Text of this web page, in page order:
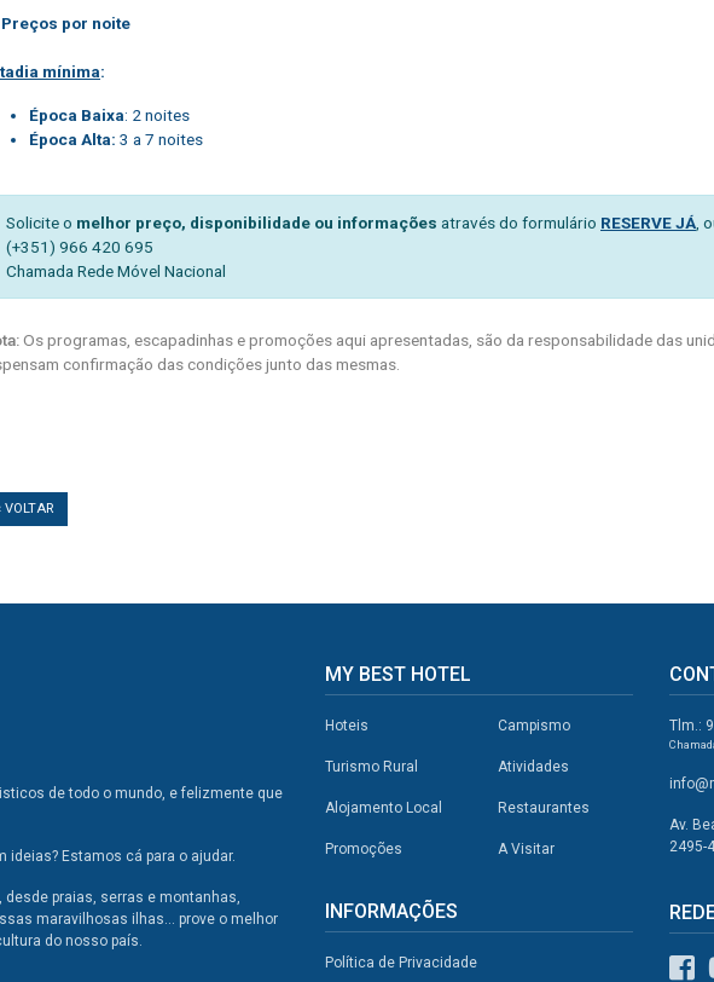
por noite
mínima:
Época Baixa: 2 noites
Época Alta: 3 a 7 noites
Solicite o melhor preço, disponibilidade ou informações através do formulário RESERVE JÁ,
(+351) 966 420 695
Chamada Rede Móvel Nacional
Os programas, escapadinhas e promoções aqui apresentadas, são da responsabilidade das
confirmação das condições junto das mesmas.
VOLTAR
de todo o mundo, e felizmente que
ideias? Estamos cá para o ajudar.
praias, serras e montanhas,
maravilhosas ilhas... prove o melhor
do nosso país.
MY BEST HOTEL
Hoteis
Turismo Rural
Alojamento Local
Promoções
Campismo
Atividades
Restaurantes
A Visitar
INFORMAÇÕES
Política de Privacidade
Tlm.:
Av.
2495-